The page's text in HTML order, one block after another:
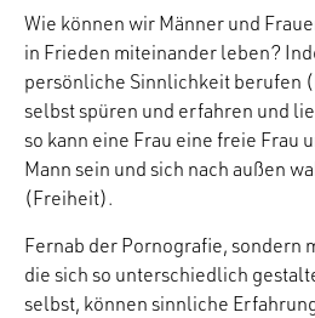
Wie können wir Männer und
in Frieden miteinander leben?
persönliche Sinnlichkeit berufen
selbst spüren und erfahren und
so kann eine Frau eine freie Frau
Mann sein und sich nach außen
(Freiheit).
Fernab der Pornografie, sondern
die sich so unterschiedlich
selbst, können sinnliche